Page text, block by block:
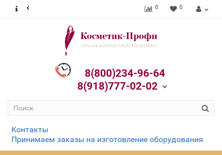
0 0
8(800)234-96-64
8(918)777-02-02
Контакты
Принимаем заказы на изготовление оборудования